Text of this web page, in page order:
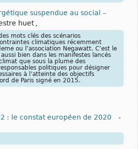
suspendue au social –
huet ,
mots clés des scénarios
climatiques récemment
ou l’association Negawatt. C’est le
bien dans les manifestes lancés
que sous la plume des
politiques pour désigner
à l’atteinte des objectifs
de Paris signé en 2015.
: le constat européen de 2020
-